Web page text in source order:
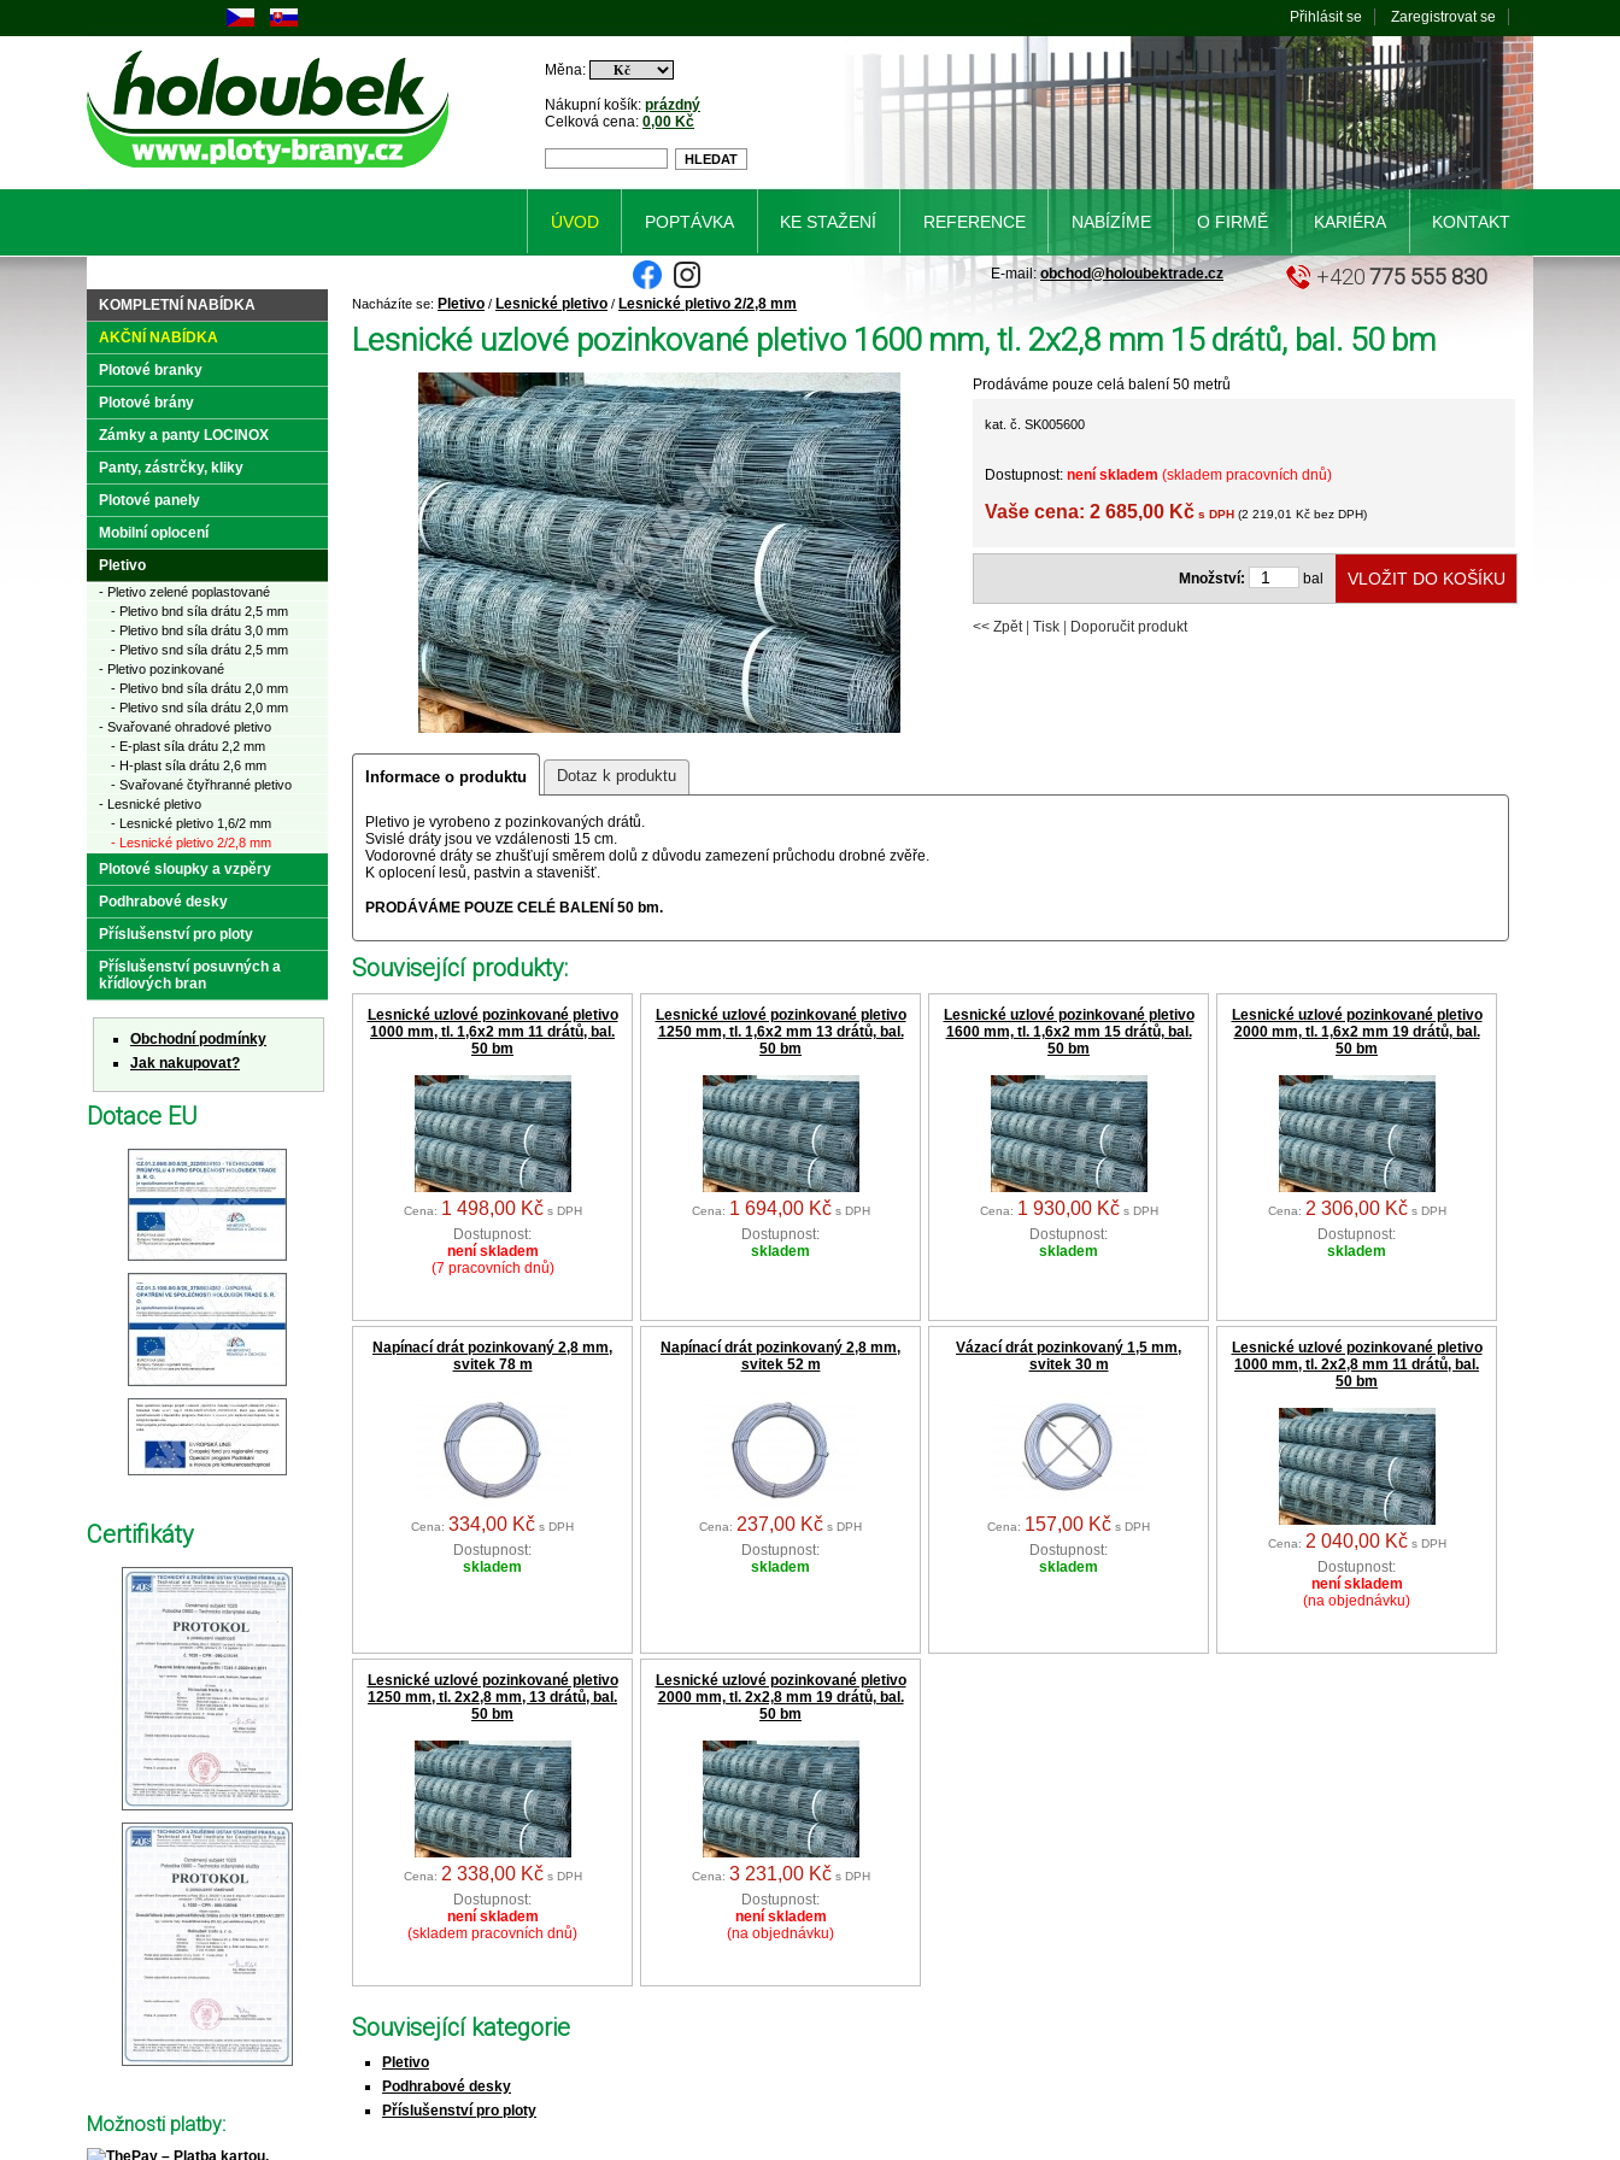
Nacházíte se: Pletivo / Lesnické pletivo / Lesnické pletivo 2/2,8 mm
Lesnické uzlové pozinkované pletivo 1600 mm, tl. 2x2,8 mm 15 drátů, bal. 50 bm
Prodáváme pouze celá balení 50 metrů
kat. č. SK005600
Dostupnost: není skladem (skladem pracovních dnů)
Vaše cena: 2 685,00 Kč s DPH (2 219,01 Kč bez DPH)
Množství: bal
<< Zpět| Tisk Doporučit produkt
Informace o produktu Dotaz k produktu
Pletivo je vyrobeno z pozinkovaných drátů.
Svislé dráty jsou ve vzdálenosti 15 cm.
Vodorovné dráty se zhušťují směrem dolů z důvodu zamezení průchodu drobné zvěře.
K oplocení lesů, pastvin a stavenišť.
PRODÁVÁME POUZE CELÉ BALENÍ 50 bm.
Související produkty:
Lesnické uzlové pozinkované pletivo
1000 mm, tl. 1,6x2 mm 11 drátů, bal.
50 bm
Cena: 1 498,00 Kčs DPH
Dostupnost:
není skladem
(7 pracovních dnů)
Lesnické uzlové pozinkované pletivo
1250 mm, tl. 1,6x2 mm 13 drátů, bal.
50 bm
Cena: 1 694,00 Kčs DPH
Dostupnost:
skladem
Lesnické uzlové pozinkované pletivo
1600 mm, tl. 1,6x2 mm 15 drátů, bal.
50 bm
Cena: 1 930,00 Kčs DPH
Dostupnost:
skladem
Lesnické uzlové pozinkované pletivo
2000 mm, tl. 1,6x2 mm 19 drátů, bal.
50 bm
Cena: 2 306,00 Kčs DPH
Dostupnost:
skladem
Napínací drát pozinkovaný 2,8 mm,
svitek 78 m
Cena: 334,00 Kč s DPH
Dostupnost:
skladem
Napínací drát pozinkovaný 2,8 mm,
svitek 52 m
Cena: 237,00 Kč s DPH
Dostupnost:
skladem
Vázací drát pozinkovaný 1,5 mm,
svitek 30 m
Cena: 157,00 Kč s DPH
Dostupnost:
skladem
Lesnické uzlové pozinkované pletivo
1000 mm, tl. 2x2,8 mm 11 drátů, bal.
50 bm
Cena: 2 040,00 Kčs DPH
Dostupnost:
není skladem
(na objednávku)
Lesnické uzlové pozinkované pletivo
1250 mm, tl. 2x2,8 mm, 13 drátů, bal.
50 bm
Cena: 2 338,00 Kčs DPH
Dostupnost:
není skladem
(skladem pracovních dnů)
Lesnické uzlové pozinkované pletivo
2000 mm, tl. 2x2,8 mm 19 drátů, bal.
50 bm
Cena: 3 231,00 Kčs DPH
Dostupnost:
není skladem
(na objednávku)
Související kategorie
Pletivo
Podhrabové desky
Příslušenství pro ploty
KOMPLETNÍ NABÍDKA
AKČNÍ NABÍDKA
Plotové branky
Plotové brány
Zámky a panty LOCINOX
Panty, zástrčky, kliky
Plotové panely
Mobilní oplocení
Pletivo
- Pletivo zelené poplastované
- Pletivo bnd síla drátu 2,5 mm
- Pletivo bnd síla drátu 3,0 mm
- Pletivo snd síla drátu 2,5 mm
- Pletivo pozinkované
- Pletivo bnd síla drátu 2,0 mm
- Pletivo snd síla drátu 2,0 mm
- Svařované ohradové pletivo
- E-plast síla drátu 2,2 mm
- H-plast síla drátu 2,6 mm
- Svařované čtyřhranné pletivo
- Lesnické pletivo
- Lesnické pletivo 1,6/2 mm
- Lesnické pletivo 2/2,8 mm
Plotové sloupky a vzpěry
Podhrabové desky
Příslušenství pro ploty
Příslušenství posuvných a
křídlových bran
Obchodní podmínky
Jak nakupovat?
Dotace EU
Certifikáty
Možnosti platby:
Nákupní košík: prázdný
Celková cena: 0,00 Kč
Měna:
Přihlásit se Zaregistrovat se
ÚVOD POPTÁVKA KE STAŽENÍ REFERENCE NABÍZÍME O FIRMĚ KARIÉRA KONTAKT
+420775 555 830
E-mail:obchod@holoubektrade.cz